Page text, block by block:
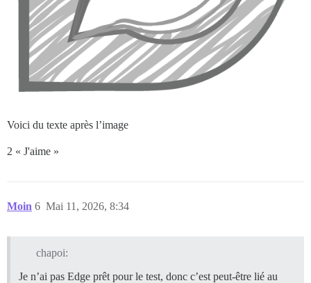
Voici du texte après l’image
2 « J'aime »
Moin Mai 11, 2026, 8:34
6
chapoi:
Je n’ai pas Edge prêt pour le test, donc c’est peut-être lié au